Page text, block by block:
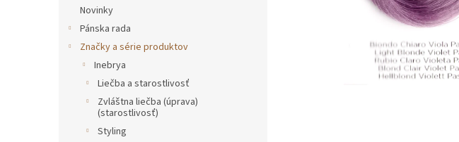
Novinky
Pánska rada
Značky a série produktov
Inebrya
Liečba a starostlivosť
Zvláštna liečba (úprava)
(starostlivosť)
Styling